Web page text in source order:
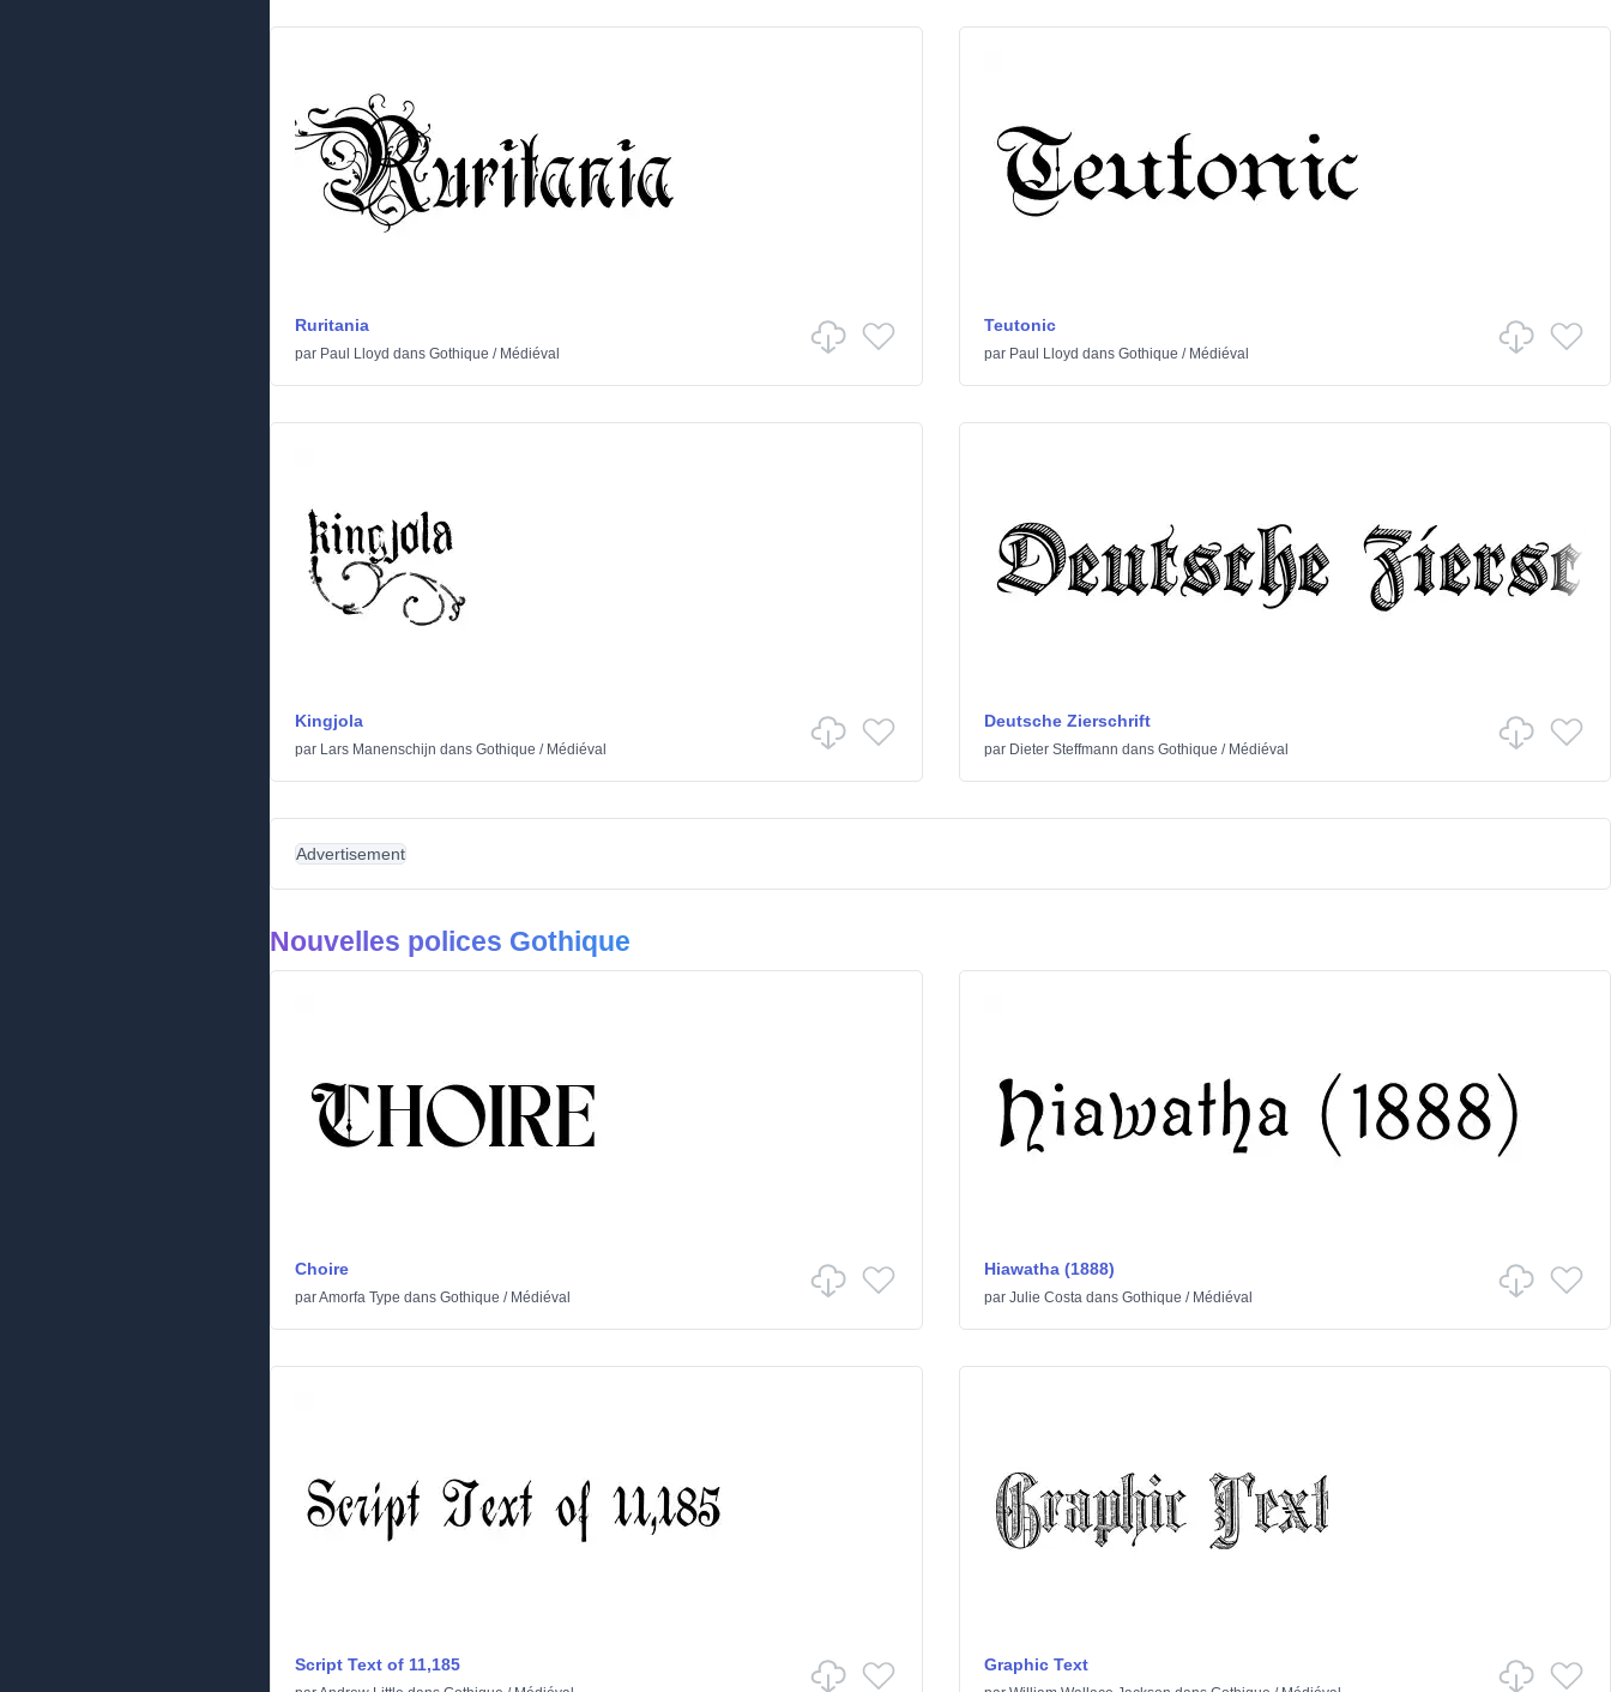
Ruritania
par Paul Lloyd dans Gothique / Médiéval
Teutonic
par Paul Lloyd dans Gothique / Médiéval
Kingjola
par Lars Manenschijn dans Gothique / Médiéval
Deutsche Zierschrift
par Dieter Steffmann dans Gothique / Médiéval
Advertisement
Nouvelles polices Gothique
Choire
parAmorfa Type dans Gothique / Médiéval
Hiawatha (1888)
par Julie Costadans Gothique / Médiéval
Script Text of 11,185 Graphic Text